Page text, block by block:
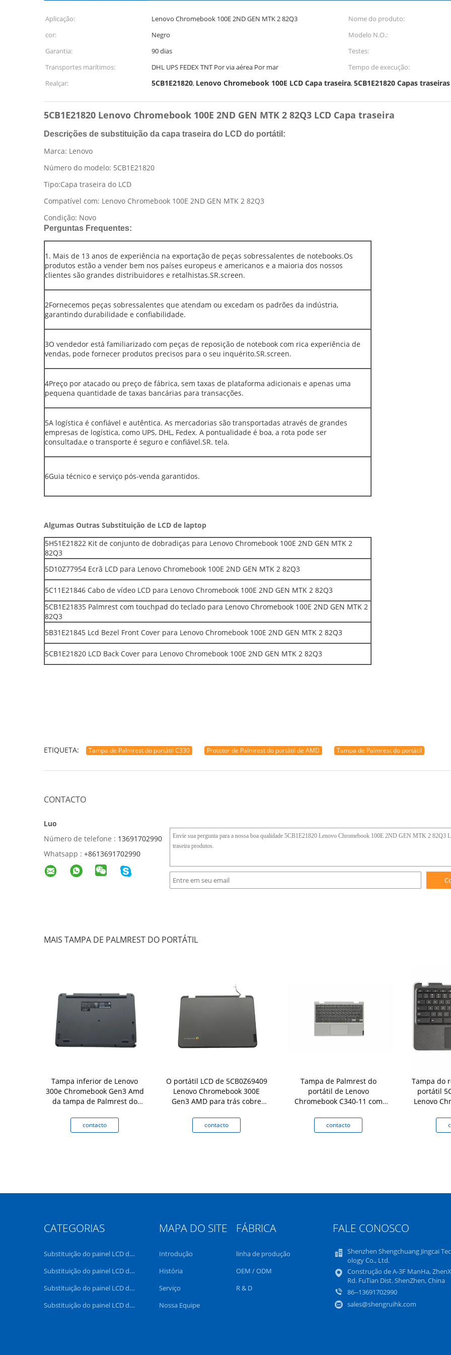
Aplicação: Lenovo Chromebook 100E 2ND GEN MTK 2 82Q3 Nome do produto:
cor:
Negro Modelo N.O.:
Garantia:
90 dias Testes:
Transportes marítimos:
DHL UPS FEDEX TNT Por via aérea Por mar Tempo de execução:
Realçar:
5CB1E21820, Lenovo Chromebook 100E LCD Capa traseira,5CB1E21820 Capas
5CB1E21820 Lenovo Chromebook 100E 2ND GEN MTK 2 82Q3 LCD Capa traseira
Descrições de substituição da capa traseira do LCD do portátil:
Marca: Lenovo
Número do modelo: 5CB1E21820
Tipo:Capa traseira do LCD
Compatível com: Lenovo Chromebook 100E 2ND GEN MTK 2 82Q3
Condição: Novo
Perguntas Frequentes:
1. Mais de 13 anos de experiência na exportação de peças sobressalentes de notebooks.Os
produtos estão a vender bem nos países europeus e americanos e a maioria dos nossos
clientes são grandes distribuidores e retalhistas.SR.screen.
2Fornecemos peças sobressalentes que atendam ou excedam os padrões da indústria,
garantindo durabilidade e confiabilidade.
3O vendedor está familiarizado com peças de reposição de notebook com rica experiência de
vendas, pode fornecer produtos precisos para o seu inquérito.SR.screen.
4Preço por atacado ou preço de fábrica, sem taxas de plataforma adicionais e apenas uma
pequena quantidade de taxas bancárias para transacções.
5A logística é confiável e autêntica. As mercadorias são transportadas através de grandes
empresas de logística, como UPS, DHL, Fedex. A pontualidade é boa, a rota pode ser
consultada,e o transporte é seguro e confiável.SR. tela.
6Guia técnico e serviço pós-venda garantidos.
Algumas Outras Substituição de LCD de laptop
5H51E21822 Kit de conjunto de dobradiças para Lenovo Chromebook 100E 2ND GEN MTK 2
82Q3
5D10Z77954 Ecrã LCD para Lenovo Chromebook 100E 2ND GEN MTK 2 82Q3
5C11E21846 Cabo de vídeo LCD para Lenovo Chromebook 100E 2ND GEN MTK 2 82Q3
5CB1E21835 Palmrest com touchpad do teclado para Lenovo Chromebook 100E 2ND GEN MTK 2
82Q3
5B31E21845 Lcd Bezel Front Cover para Lenovo Chromebook 100E 2ND GEN MTK 2 82Q3
5CB1E21820 LCD Back Cover para Lenovo Chromebook 100E 2ND GEN MTK 2 82Q3
ETIQUETA: Tampa de Palmrest do portátil C330 Protetor de Palmrest do portátil de AMD Tampa de Palmrest do portátil
CONTACTO
Luo
Número de telefone : 13691702990
Whatsapp : +8613691702990
MAIS TAMPA DE PALMREST DO PORTÁTIL
Tampa inferior de Lenovo
300e Chromebook Gen3 Amd
da tampa de Palmrest do
contacto
O portátil LCD de 5CB0Z69409
Lenovo Chromebook 300E
Gen3 AMD para trás cobre
contacto
Tampa de Palmrest do
portátil de Lenovo
Chromebook C340-11 com
prata do teclado
contacto
Tampa do
portátil
Lenovo
CATEGORIAS
Substituição do painel LCD de Lenovo
Substituição do painel LCD de Dell
Substituição do painel LCD de HP
Substituição do painel LCD de Acer
MAPA DO SITE
Introdução
História
Serviço
Nossa Equipe
FÁBRICA
linha de produção
OEM / ODM
R & D
FALE CONOSCO
Shenzhen Shengchuang Jingcai
ology Co., Ltd.
Construção de A-3F ManHa,
Rd. FuTian Dist. ShenZhen, China
86--13691702990
sales@shengruihk.com